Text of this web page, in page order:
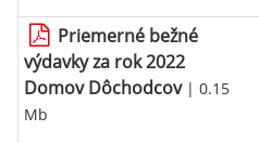
Priemerné bežné
výdavky za rok 2022
Domov Dôchodcov| 0.15
Mb